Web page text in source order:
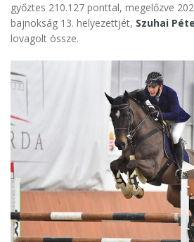
győztes 210.127 ponttal, megelőzve
bajnokság 13. helyezettjét, Szuhai
lovagolt össze.